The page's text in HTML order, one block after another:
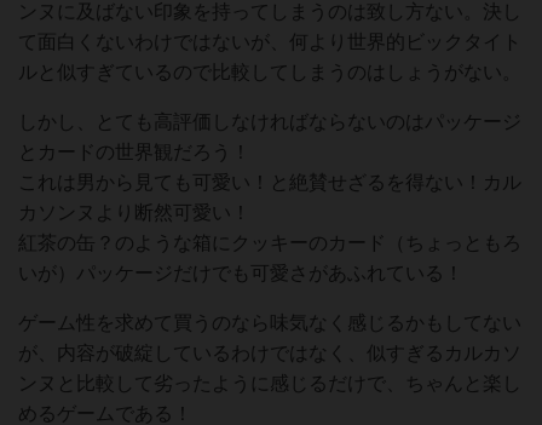
ンヌに及ばない印象を持ってしまうのは致し方ない。決し
て面白くないわけではないが、何より世界的ビックタイト
ルと似すぎているので比較してしまうのはしょうがない。
しかし、とても高評価しなければならないのはパッケージ
とカードの世界観だろう！
これは男から見ても可愛い！と絶賛せざるを得ない！カル
カソンヌより断然可愛い！
紅茶の缶？のような箱にクッキーのカード（ちょっともろ
いが）パッケージだけでも可愛さがあふれている！
ゲーム性を求めて買うのなら味気なく感じるかもしてない
が、内容が破綻しているわけではなく、似すぎるカルカソ
ンヌと比較して劣ったように感じるだけで、ちゃんと楽し
めるゲームである！